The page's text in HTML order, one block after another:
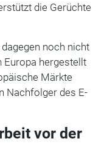
die Gerüchte
noch nicht
Europa hergestellt
Märkte
Nachfolger des E-
vor der